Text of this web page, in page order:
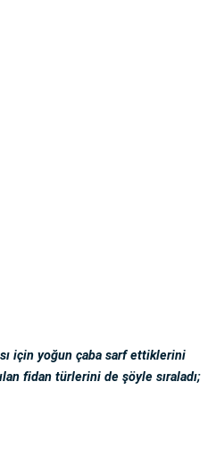
için yoğun çaba sarf ettiklerini
fidan türlerini de şöyle sıraladı;